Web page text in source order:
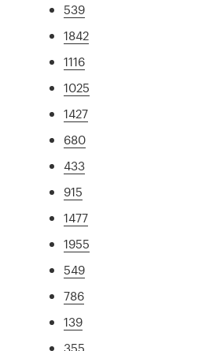
539
1842
1116
1025
1427
680
433
915
1477
1955
549
786
139
355